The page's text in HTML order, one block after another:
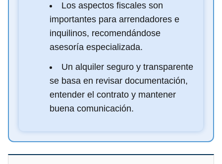
Los aspectos fiscales son
importantes para arrendadores e
inquilinos, recomendándose
asesoría especializada.
Un alquiler seguro y transparente
se basa en revisar documentación,
entender el contrato y mantener
buena comunicación.